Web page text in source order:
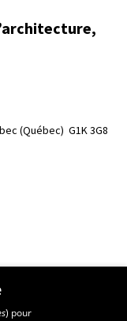
(Québec)  G1K 3G8
) pour